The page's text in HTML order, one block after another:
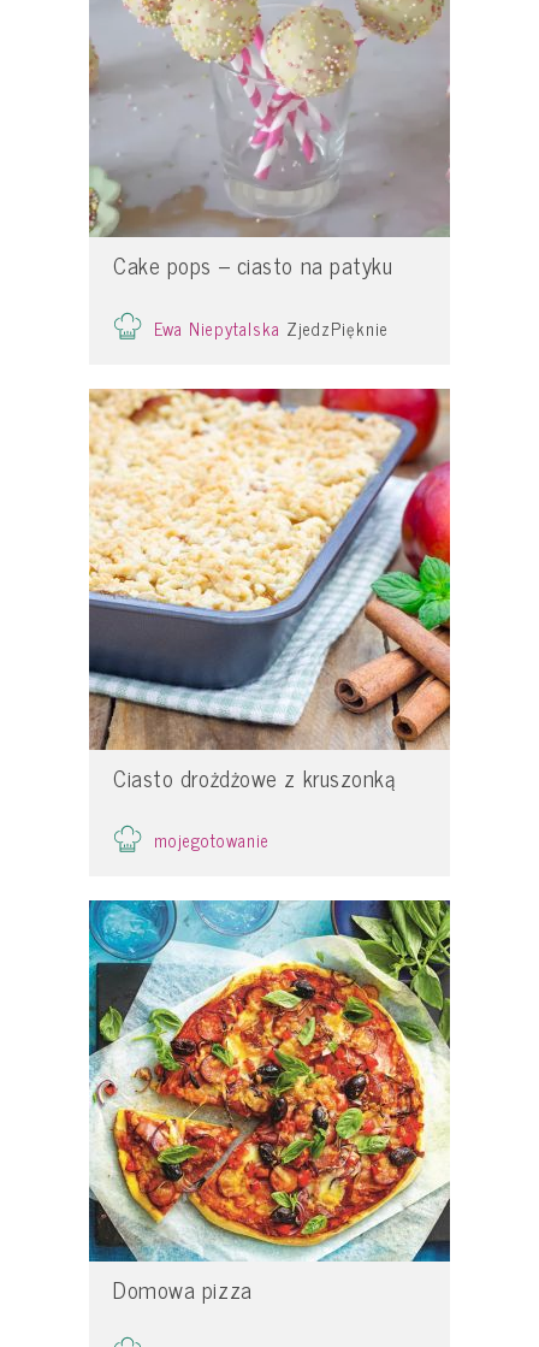
Cake pops – ciasto na patyku
Ewa Niepytalska ZjedzPięknie
Ciasto drożdżowe z kruszonką
mojegotowanie
Domowa pizza